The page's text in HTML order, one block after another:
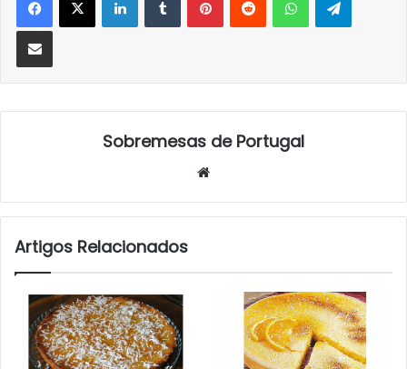
Partilhar Via Email
Sobremesas de Portugal
Artigos Relacionados